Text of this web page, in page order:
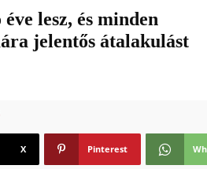
lesz, és minden
jelentős átalakulást
X Pinterest